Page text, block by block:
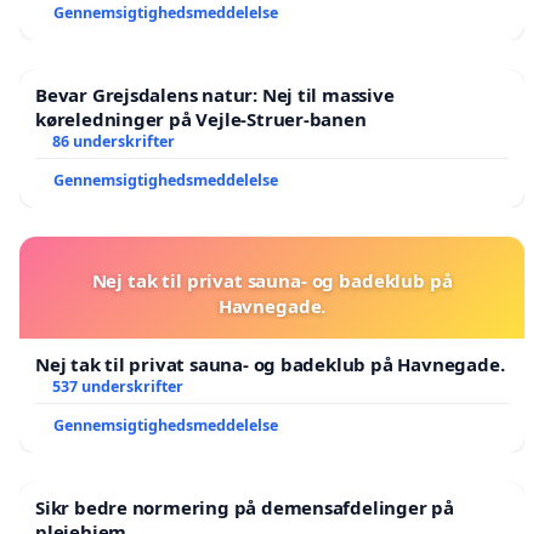
Gennemsigtighedsmeddelelse
Bevar Grejsdalens natur: Nej til massive
køreledninger på Vejle-Struer-banen
86 underskrifter
Gennemsigtighedsmeddelelse
Nej tak til privat sauna- og badeklub på
Havnegade.
Nej tak til privat sauna- og badeklub på Havnegade.
537 underskrifter
Gennemsigtighedsmeddelelse
Sikr bedre normering på demensafdelinger på